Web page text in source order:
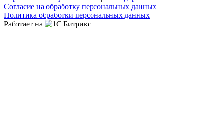
Согласие на обработку персональных данных
Политика обработки персональных данных
Работает на